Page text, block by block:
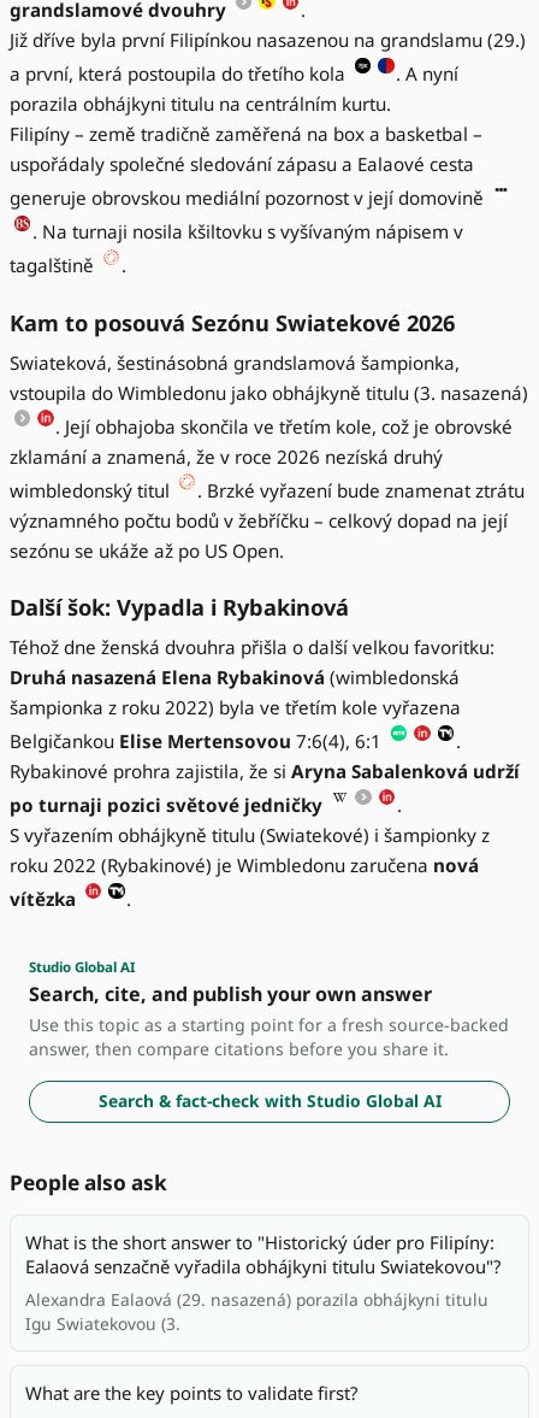
grandslamové dvouhry
.
Již dříve byla první Filipínkou nasazenou na grandslamu (29.)
a první, která postoupila do třetího kola
. A nyní
porazila obhájkyni titulu na centrálním kurtu.
Filipíny – země tradičně zaměřená na box a basketbal –
uspořádaly společné sledování zápasu a Ealaové cesta
generuje obrovskou mediální pozornost v její domovině
. Na turnaji nosila kšiltovku s vyšívaným nápisem v
tagalštině
.
Kam to posouvá Sezónu Swiatekové 2026
Swiateková, šestinásobná grandslamová šampionka,
vstoupila do Wimbledonu jako obhájkyně titulu (3. nasazená)
. Její obhajoba skončila ve třetím kole, což je obrovské
zklamání a znamená, že v roce 2026 nezíská druhý
wimbledonský titul
. Brzké vyřazení bude znamenat ztrátu
významného počtu bodů v žebříčku – celkový dopad na její
sezónu se ukáže až po US Open.
Další šok: Vypadla i Rybakinová
Téhož dne ženská dvouhra přišla o další velkou favoritku:
Druhá nasazená Elena Rybakinová (wimbledonská
šampionka z roku 2022) byla ve třetím kole vyřazena
Belgičankou Elise Mertensovou 7:6(4), 6:1
.
Rybakinové prohra zajistila, že si Aryna Sabalenková udrží
po turnaji pozici světové jedničky
.
S vyřazením obhájkyně titulu (Swiatekové) i šampionky z
roku 2022 (Rybakinové) je Wimbledonu zaručena nová
vítězka
.
Studio Global AI
Search, cite, and publish your own answer
Use this topic as a starting point for a fresh source-backed
answer, then compare citations before you share it.
Search & fact-check with Studio Global AI
People also ask
What is the short answer to "Historický úder pro Filipíny:
Ealaová senzačně vyřadila obhájkyni titulu Swiatekovou"?
Alexandra Ealaová (29. nasazená) porazila obhájkyni titulu
Igu Swiatekovou (3.
What are the key points to validate first?